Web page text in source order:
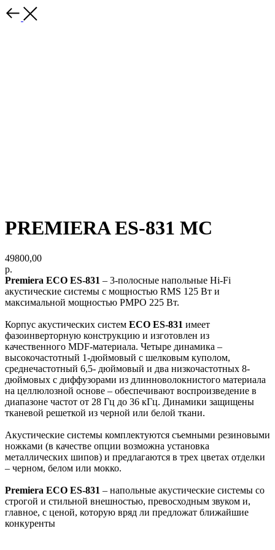
PREMIERA ES-831 MC
49800,00
р.
Premiera ECO ES-831 – 3-полосные напольные Hi-Fi
акустические системы с мощностью RMS 125 Вт и
максимальной мощностью PMPO 225 Вт.
Корпус акустических систем ECO ES-831 имеет
фазоинверторную конструкцию и изготовлен из
качественного MDF-материала. Четыре динамика –
высокочастотный 1-дюймовый с шелковым куполом,
среднечастотный 6,5- дюймовый и два низкочастотных 8-
дюймовых с диффузорами из длинноволокнистого материала
на целлюлозной основе – обеспечивают воспроизведение в
диапазоне частот от 28 Гц до 36 кГц. Динамики защищены
тканевой решеткой из черной или белой ткани.
Акустические системы комплектуются съемными резиновыми
ножками (в качестве опции возможна установка
металлических шипов) и предлагаются в трех цветах отделки
– черном, белом или мокко.
Premiera ECO ES-831 – напольные акустические системы со
строгой и стильной внешностью, превосходным звуком и,
главное, с ценой, которую вряд ли предложат ближайшие
конкуренты